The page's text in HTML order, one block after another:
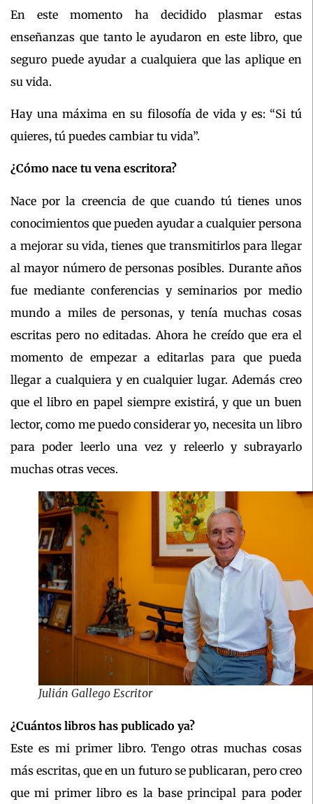
En este momento ha decidido plasmar estas
enseñanzas que tanto le ayudaron en este libro, que
seguro puede ayudar a cualquiera que las aplique en
su vida.
Hay una máxima en su filosofía de vida y es: “Si tú
quieres, tú puedes cambiar tu vida”.
¿Cómo nace tu vena escritora?
Nace por la creencia de que cuando tú tienes unos
conocimientos que pueden ayudar a cualquier persona
a mejorar su vida, tienes que transmitirlos para llegar
al mayor número de personas posibles. Durante años
fue mediante conferencias y seminarios por medio
mundo a miles de personas, y tenía muchas cosas
escritas pero no editadas. Ahora he creído que era el
momento de empezar a editarlas para que pueda
llegar a cualquiera y en cualquier lugar. Además creo
que el libro en papel siempre existirá, y que un buen
lector, como me puedo considerar yo, necesita un libro
para poder leerlo una vez y releerlo y subrayarlo
muchas otras veces.
Julián Gallego Escritor
¿Cuántos libros has publicado ya?
Este es mi primer libro. Tengo otras muchas cosas
más escritas, que en un futuro se publicaran, pero creo
que mi primer libro es la base principal para poder